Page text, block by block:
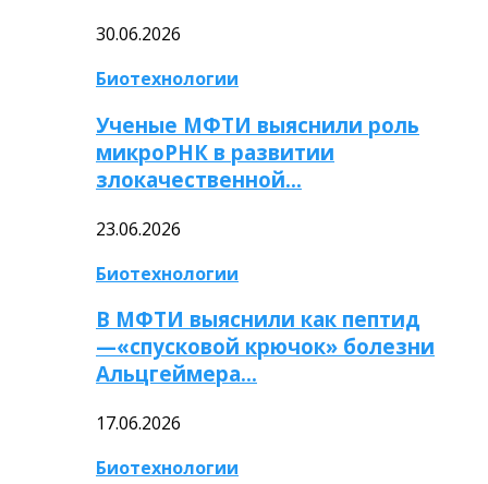
30.06.2026
Биотехнологии
Ученые МФТИ выяснили роль
микроРНК в развитии
злокачественной…
23.06.2026
Биотехнологии
В МФТИ выяснили как пептид
—«спусковой крючок» болезни
Альцгеймера…
17.06.2026
Биотехнологии